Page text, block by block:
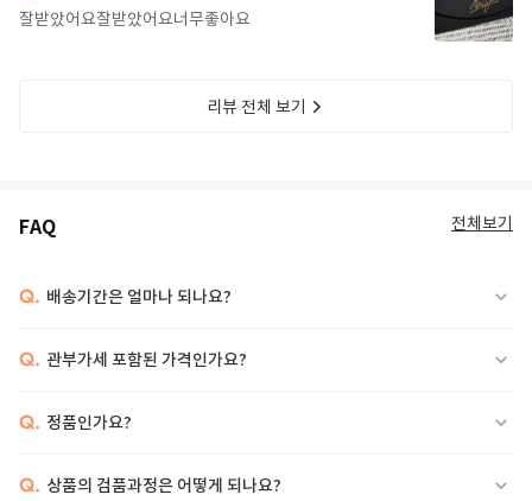
잘받았어요잘받았어요너무좋아요
리뷰 전체 보기
FAQ 전체보기
Q. 배송기간은 얼마나 되나요?
Q. 관부가세 포함된 가격인가요?
Q. 정품인가요?
Q. 상품의 검품과정은 어떻게 되나요?